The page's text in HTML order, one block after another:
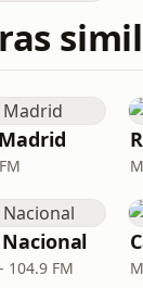
Nacional
104.9 FM